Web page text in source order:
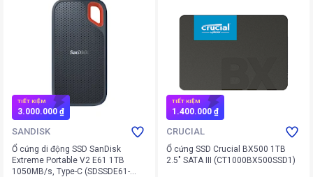
TIẾT KIỆM
3.000.000 ₫
SANDISK
Ổ cứng di động SSD SanDisk
Extreme Portable V2 E61 1TB
1050MB/s, Type-C (SDSSDE61-
TIẾT KIỆM
1.400.000 ₫
CRUCIAL
Ổ cứng SSD Crucial BX500 1TB
2.5" SATA III (CT1000BX500SSD1)